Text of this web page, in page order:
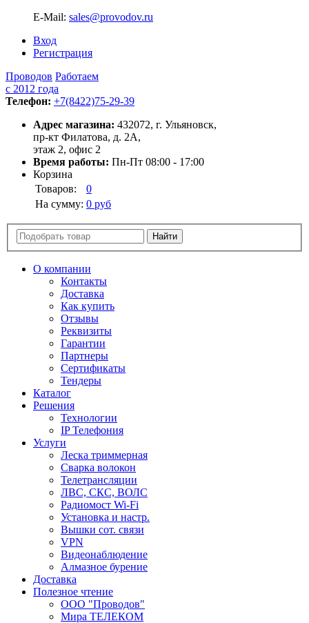
E-Mail: sales@provodov.ru
Вход
Регистрация
Проводов Работаем
с 2012 года
Телефон: +7(8422)75-29-39
Адрес магазина: 432072, г. Ульяновск,
пр-кт Филатова, д. 2А,
этаж 2, офис 2
Время работы: Пн-Пт 08:00 - 17:00
Корзина
Товаров:
0
На сумму: 0 руб
О компании
Контакты
Доставка
Как купить
Отзывы
Реквизиты
Гарантии
Партнеры
Сертификаты
Тендеры
Каталог
Решения
Технологии
IP Телефония
Услуги
Леска триммерная
Сварка волокон
Телетрансляции
ЛВС, СКС, ВОЛС
Радиомост Wi-Fi
Установка и настр.
Вышки сот. связи
VPN
Видеонаблюдение
Алмазное бурение
Доставка
Полезное чтение
ООО "Проводов"
Мира ТЕЛЕКОМ